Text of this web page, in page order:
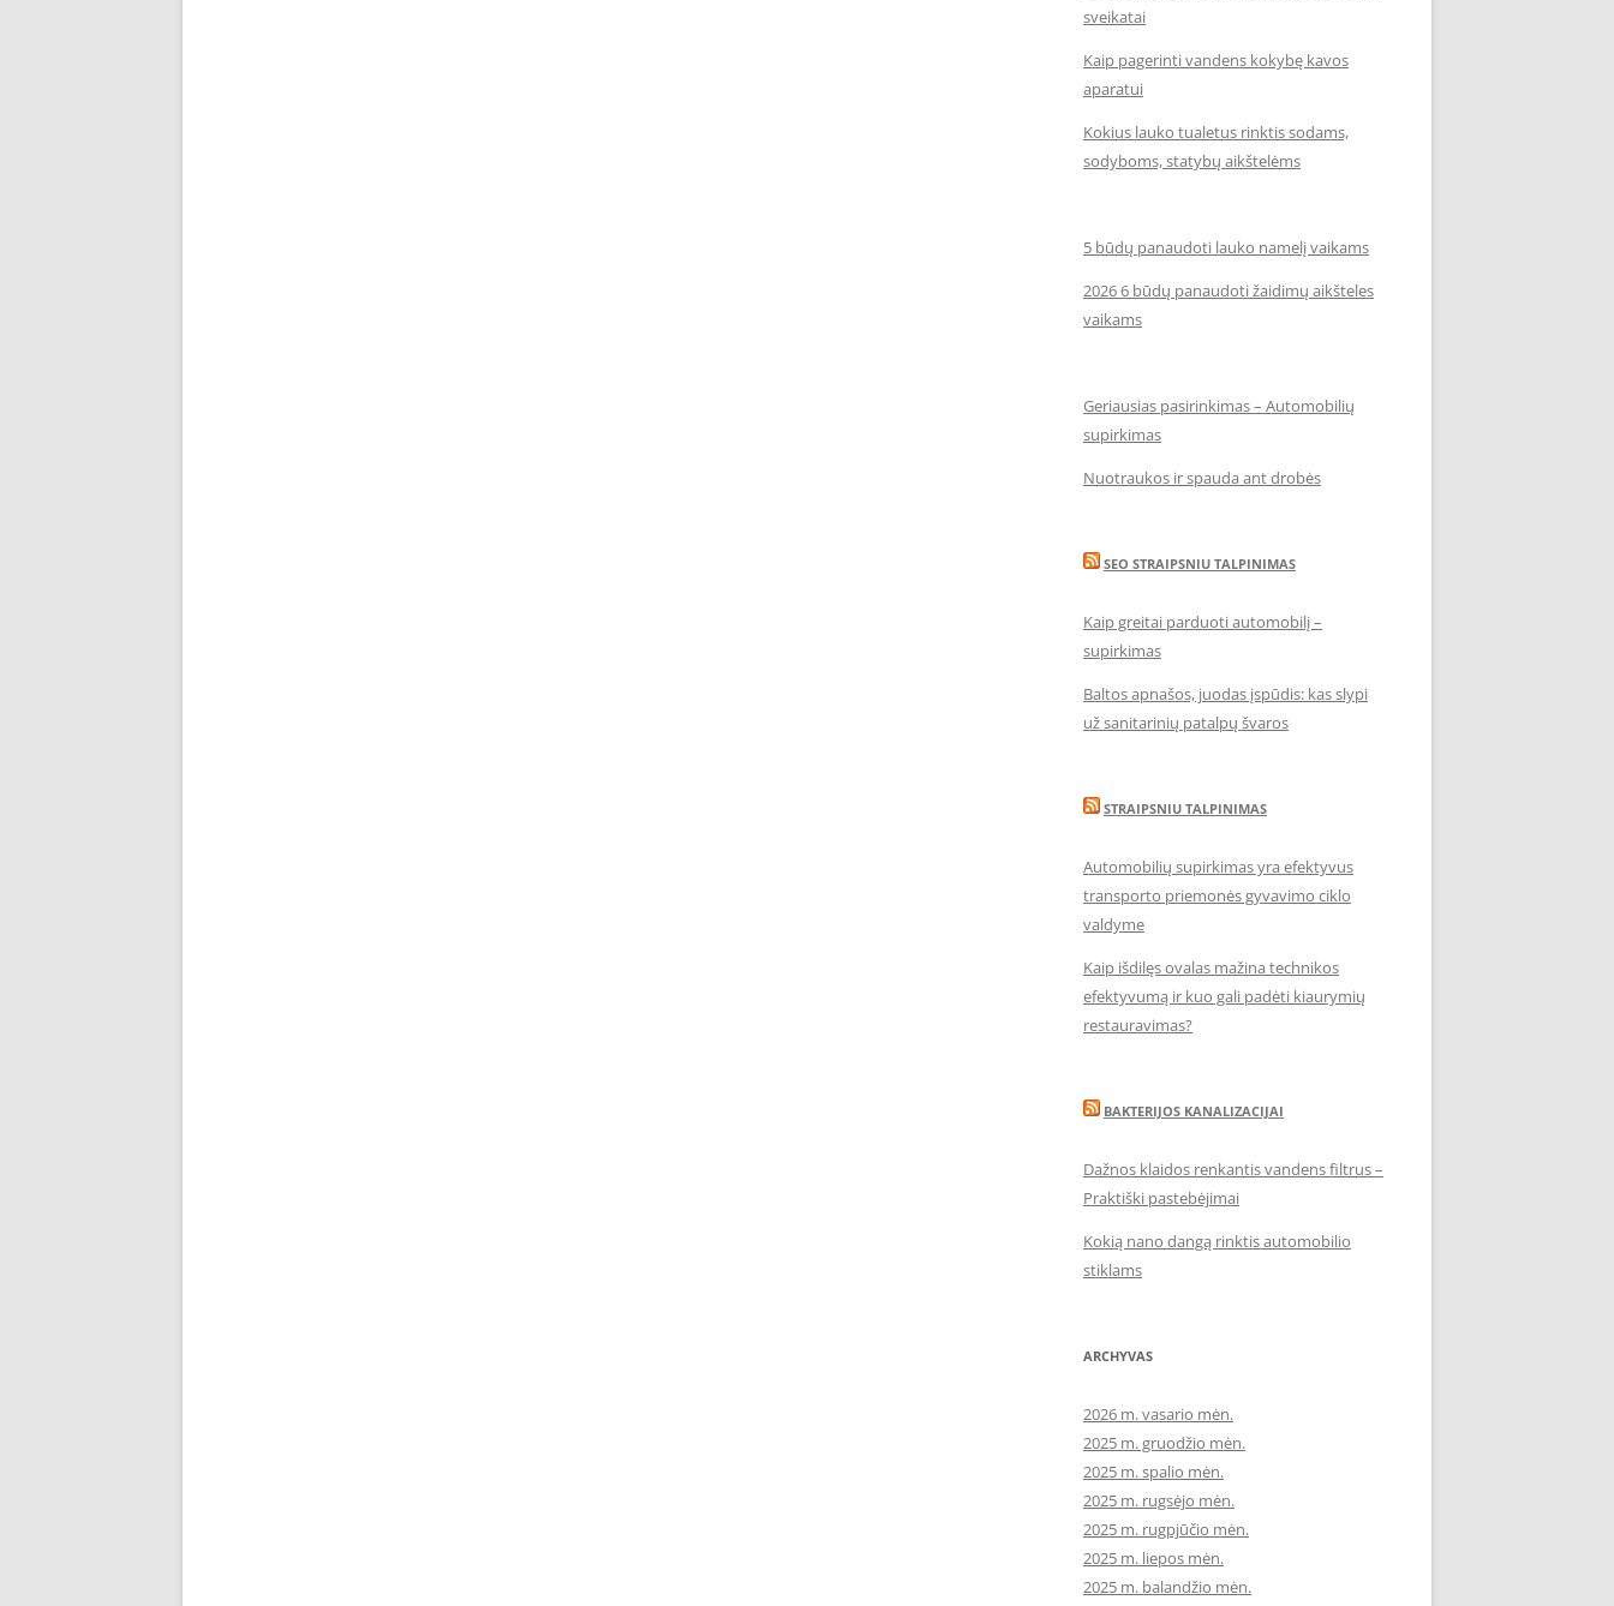
sveikatai
Kaip pagerinti vandens kokybę kavos
aparatui
Kokius lauko tualetus rinktis sodams,
sodyboms, statybų aikštelėms
5 būdų panaudoti lauko namelį vaikams
2026 6 būdų panaudoti žaidimų aikšteles
vaikams
Geriausias pasirinkimas – Automobilių
supirkimas
Nuotraukos ir spauda ant drobės
SEO STRAIPSNIU TALPINIMAS
Kaip greitai parduoti automobilį –
supirkimas
Baltos apnašos, juodas įspūdis: kas slypi
už sanitarinių patalpų švaros
STRAIPSNIU TALPINIMAS
Automobilių supirkimas yra efektyvus
transporto priemonės gyvavimo ciklo
valdyme
Kaip išdilęs ovalas mažina technikos
efektyvumą ir kuo gali padėti kiaurymių
restauravimas?
BAKTERIJOS KANALIZACIJAI
Dažnos klaidos renkantis vandens filtrus –
Praktiški pastebėjimai
Kokią nano dangą rinktis automobilio
stiklams
ARCHYVAS
2026 m. vasario mėn.
2025 m. gruodžio mėn.
2025 m. spalio mėn.
2025 m. rugsėjo mėn.
2025 m. rugpjūčio mėn.
2025 m. liepos mėn.
2025 m. balandžio mėn.